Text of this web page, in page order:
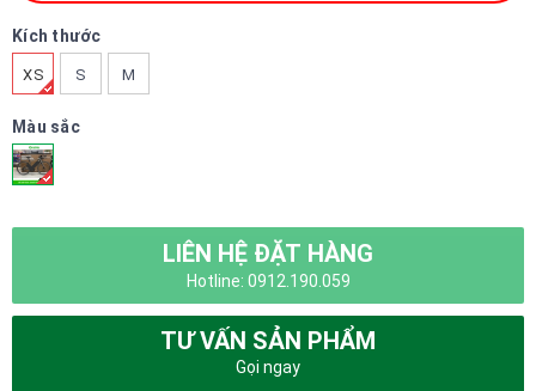
Kích thước
XS S M
Màu sắc
LIÊN HỆ ĐẶT HÀNG
Hotline: 0912.190.059
TƯ VẤN SẢN PHẨM
Gọi ngay